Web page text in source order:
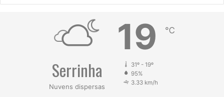
Serrinha
Nuvens dispersas
19 ℃
31º - 19º
95%
3.33 km/h